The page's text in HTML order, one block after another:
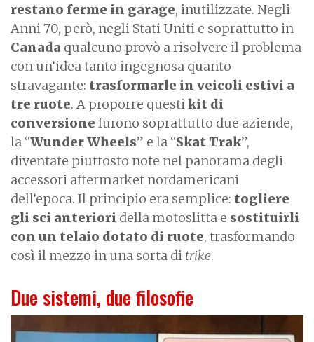
restano ferme in garage, inutilizzate. Negli
Anni 70, però, negli Stati Uniti e soprattutto in
Canada qualcuno provò a risolvere il problema
con un’idea tanto ingegnosa quanto
stravagante: trasformarle in veicoli estivi a
tre ruote. A proporre questikit di
conversione furono soprattutto due aziende,
la “Wunder Wheels” e la “Skat Trak”,
diventate piuttosto note nel panorama degli
accessori aftermarket nordamericani
dell’epoca. Il principio era semplice: togliere
gli sci anteriori della motoslitta e sostituirli
con un telaio dotato di ruote, trasformando
così il mezzo in una sorta di trike.
Due sistemi, due filosofie